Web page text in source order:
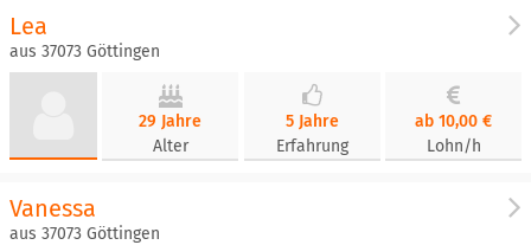
Lea
aus 37073 Göttingen
29 Jahre
Alter
5 Jahre
Erfahrung
ab 10,00 €
Lohn/h
Vanessa
aus 37073 Göttingen